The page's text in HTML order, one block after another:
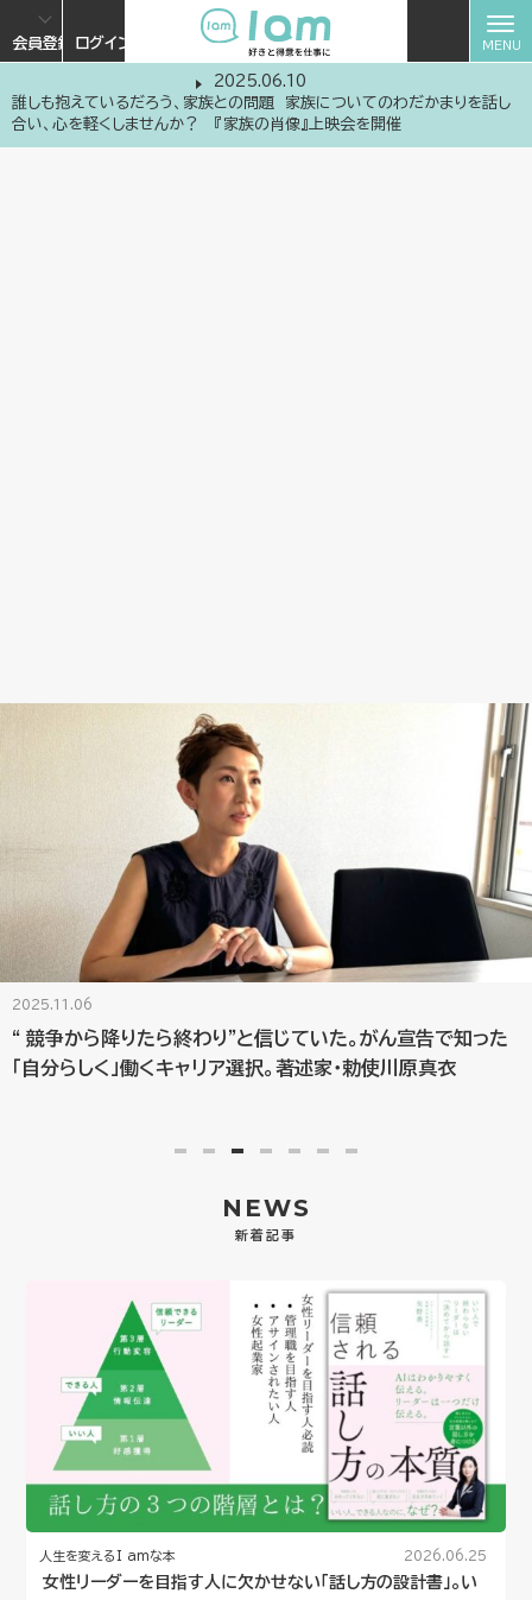
会員登録 ログイン
2025.06.10
誰しも抱えているだろう、家族との問題 家族についてのわだかまりを話し
合い、心を軽くしませんか？ 『家族の肖像』上映会を開催
2025.11.06
“ 競争から降りたら終わり”と信じていた。がん宣告で知った
「自分らしく」働くキャリア選択。著述家・勅使川原真衣
NEWS
新着記事
人生を変えるI amな本 2026.06.25
女性リーダーを目指す人に欠かせない「話し方の設計書」。い